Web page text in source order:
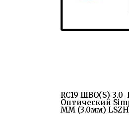
RC19 ШВО(s)-
Оптический
MM (3.0мм)